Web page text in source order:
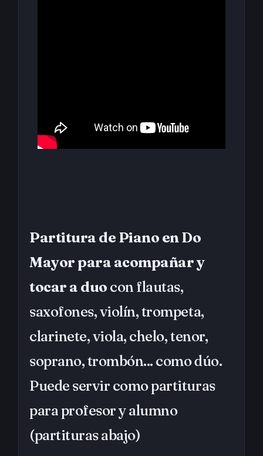
Partitura de Piano en Do
Mayor para acompañar y
tocar a duo con flautas,
saxofones, violín, trompeta,
clarinete, viola, chelo, tenor,
soprano, trombón... como dúo.
Puede servir como partituras
para profesor y alumno
(partituras abajo)